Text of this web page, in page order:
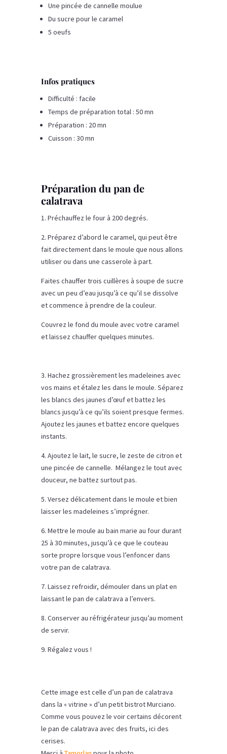
Une pincée de cannelle moulue
Du sucre pour le caramel
5 oeufs
Infos pratiques
Difficulté : facile
Temps de préparation total : 50 mn
Préparation : 20 mn
Cuisson : 30 mn
Préparation du pan de
calatrava
1. Préchauffez le four à 200 degrés.
2. Préparez d’abord le caramel, qui peut être
fait directement dans le moule que nous allons
utiliser ou dans une casserole à part.
Faites chauffer trois cuillères à soupe de sucre
avec un peu d’eau jusqu’à ce qu’il se dissolve
et commence à prendre de la couleur.
Couvrez le fond du moule avec votre caramel
et laissez chauffer quelques minutes.
3. Hachez grossièrement les madeleines avec
vos mains et étalez les dans le moule. Séparez
les blancs des jaunes d’œuf et battez les
blancs jusqu’à ce qu’ils soient presque fermes.
Ajoutez les jaunes et battez encore quelques
instants.
4. Ajoutez le lait, le sucre, le zeste de citron et
une pincée de cannelle. Mélangez le tout avec
douceur, ne battez surtout pas.
5. Versez délicatement dans le moule et bien
laisser les madeleines s’imprégner.
6. Mettre le moule au bain marie au four durant
25 à 30 minutes, jusqu’à ce que le couteau
sorte propre lorsque vous l’enfoncer dans
votre pan de calatrava.
7. Laissez refroidir, démouler dans un plat en
laissant le pan de calatrava a l’envers.
8. Conserver au réfrigérateur jusqu’au moment
de servir.
9. Régalez vous !
Cette image est celle d’un pan de calatrava
dans la « vitrine » d’un petit bistrot Murciano.
Comme vous pouvez le voir certains décorent
le pan de calatrava avec des fruits, ici des
cerises.